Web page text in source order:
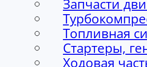
Запчасти
Топливная
Стартеры,
Ходовая